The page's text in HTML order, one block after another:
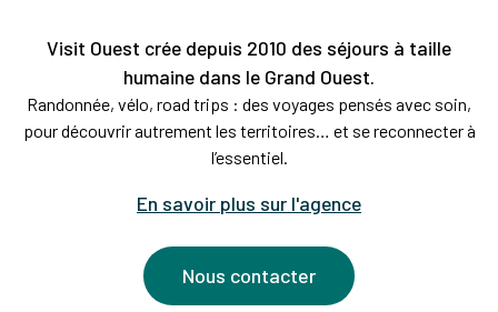
Visit Ouest crée depuis 2010 des séjours à taille
humaine dans le Grand Ouest.
Randonnée, vélo, road trips : des voyages pensés avec soin,
pour découvrir autrement les territoires… et se reconnecter à
l’essentiel.
En savoir plus sur l'agence
Nous contacter